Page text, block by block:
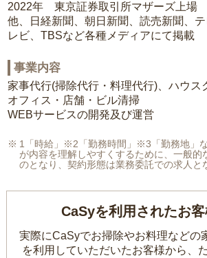
2022年 東京証券取引所マザーズ上場
他、日経新聞、朝日新聞、読売新聞、
レビ、TBSなど各種メディアにて掲載
事業内容
家事代行(掃除代行・料理代行)、ハウス
オフィス・店舗・ビル清掃
WEBサービスの開発及び運営
1「時給」※2「勤務時間」※3「勤務地」
が内容を理解しやすくするために、一般的
のとなり、契約形態は業務委託での求人と
CaSyを利用されたお
実際にCaSyでお掃除やお料理などの
を利用していただいたお客様から、